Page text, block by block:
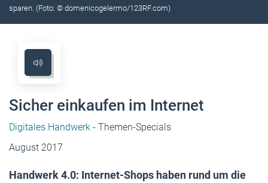
sparen. (Foto: © domenicogelermo/123RF.com)
Sicher einkaufen im Internet
Digitales Handwerk - Themen-Specials
August 2017
Handwerk 4.0: Internet-Shops haben rund um die